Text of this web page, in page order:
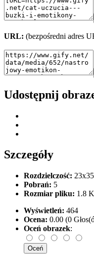
URL: (bezpośredni adres
Udostępnij
Szczegóły
Rozdzielczość: 23x35
Pobrań: 5
Rozmiar pliku: 1.8
Wyświetleń: 464
Ocena: 0.00 (0
Oceń obrazek: